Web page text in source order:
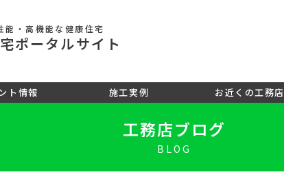
能・高機能な健康住宅
ポータルサイト
ト情報 施工実例 お近くの工務店
工務店ブログ
BLOG